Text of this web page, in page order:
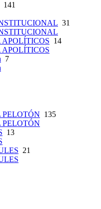
141
31
14
7
135
13
21